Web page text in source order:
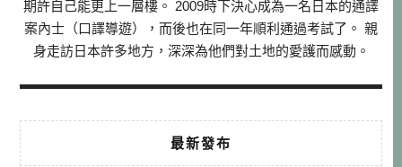
期許自己能更上一層樓。 2009時下決心成為一名日本的通譯
案內士（口譯導遊），而後也在同一年順利通過考試了。 親
身走訪日本許多地方，深深為他們對土地的愛護而感動。
最新發布